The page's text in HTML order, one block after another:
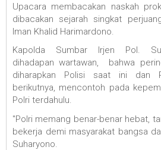
Upacara membacakan naskah
dibacakan sejarah singkat
Iman Khalid Harimardono.
Kapolda Sumbar Irjen Pol.
dihadapan wartawan, bahwa
diharapkan Polisi saat ini dan
berikutnya, mencontoh pada
Polri terdahulu.
"Polri memang benar-benar hebat,
bekerja demi masyarakat bangsa
Suharyono.